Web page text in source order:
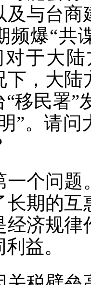
及与台
频爆“共
对于大
下，大
移民署”
”。请
一个问题
长期的
经济规
益。